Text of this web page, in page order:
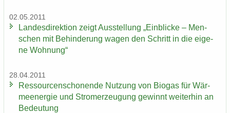
02.05.2011
Lan­des­di­rek­ti­on zeigt Aus­stel­lung „Ein­bli­cke – Men­
schen mit Be­hin­de­rung wagen den Schritt in die ei­ge­
ne Woh­nung“
28.04.2011
Res­sour­cen­scho­nen­de Nut­zung von Bio­gas für Wär­
me­en­er­gie und Strom­erzeu­gung ge­winnt wei­ter­hin an
Be­deu­tung